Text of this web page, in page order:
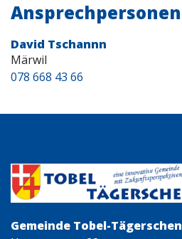
Ansprechpersonen
David Tschannn
Märwil
078 668 43 66
Gemeinde Tobel-Tägerschen